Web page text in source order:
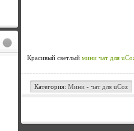
Красивый светлый мини чат для
Категория: Мини - чат для uCoz